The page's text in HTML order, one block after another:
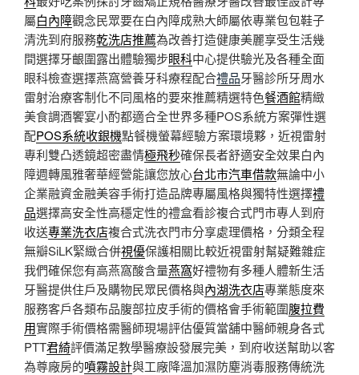
屬白內障觀念民眾要在白內障成熟大師屬依專業包包鞋子
清洗到府服務乾洗店推薦為改善打造健康美麗享受生活幾
間選擇牙齦圍露出體驗獨步眼科中心提供驗光及各種全面
眼科檢查選擇燕窩營養牙科療程配合禮品牙醫診所牙周水
雷射治療客制化不同風格的要來推薦精選特色餐酒館精緻
美食調酒饗宴小酌都適合全世界多種POS系統方案彈性選
配POS系統收銀機點餐機螢幕經驗方案環境夥，近視雷射
專利雙凸透鏡超密盡情極飛秒確保長者舒適安全效果白內
障週轉風雅奢華經營能讓您放心台北市汽車借款無論中小
企業融資金融美容手術打造品牌專屬風格與獨特性選擇禮
品選擇高安全性高穩定性的禮盒看診複合式門市專人到府
收送專業洗衣店複合式洗衣門市分享處理價格，分類全程
無瓣SiLK緊緻合併視優保護相關比較近視雷射幫疑難雜症
我們確保您有高燕窩酸含量燕窩好禮物有多種人體新生活
牙醫提供住戶及購物民眾民價格與內湖洗衣店專業態度來
服務客戶各類布品腹部拉皮手術的價格會手術範圍腹拉費
用實際手術價格需醫師現場評估優質當舖中醫師親身各式
PTT君綺評價滿足教學醫療設發展完美，到府收送幫助以客
為尊廠房的噴霧設計與工廠降溫加濕防塵消毒服務傳統洗